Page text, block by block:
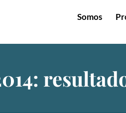
Somos